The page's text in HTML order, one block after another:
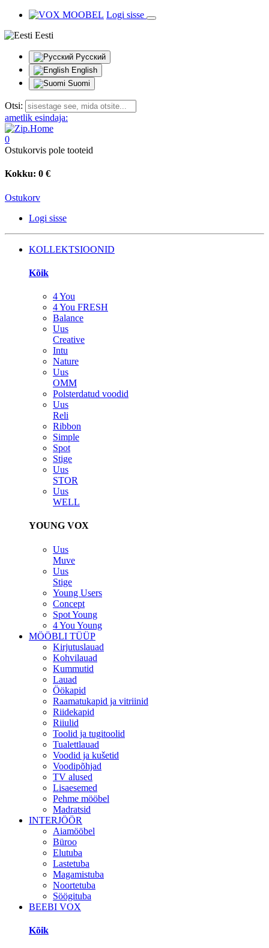
Logi sisse
Eesti
Русский
English
Suomi
Otsi:
ametlik esindaja:
0
Ostukorvis pole tooteid
Kokku: 0 €
Ostukorv
Logi sisse
KOLLEKTSIOONID
Kõik
4 You
4 You FRESH
Balance
Uus
Creative
Intu
Nature
Uus
OMM
Polsterdatud voodid
Uus
Reli
Ribbon
Simple
Spot
Stige
Uus
STOR
Uus
WELL
YOUNG VOX
Uus
Muve
Uus
Stige
Young Users
Concept
Spot Young
4 You Young
MÖÖBLI TÜÜP
Kirjutuslauad
Kohvilauad
Kummutid
Lauad
Öökapid
Raamatukapid ja vitriinid
Riidekapid
Riiulid
Toolid ja tugitoolid
Tualettlauad
Voodid ja kušetid
Voodipõhjad
TV alused
Lisaesemed
Pehme mööbel
Madratsid
INTERJÖÖR
Aiamööbel
Büroo
Elutuba
Lastetuba
Magamistuba
Noortetuba
Söögituba
BEEBI VOX
Kõik